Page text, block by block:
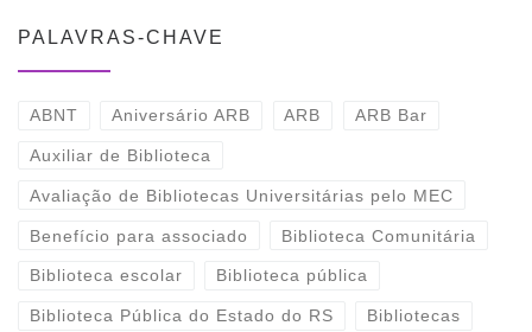
PALAVRAS-CHAVE
ABNT Aniversário ARB ARB ARB Bar
Auxiliar de Biblioteca
Avaliação de Bibliotecas Universitárias pelo MEC
Benefício para associado Biblioteca Comunitária
Biblioteca escolar Biblioteca pública
Biblioteca Pública do Estado do RS Bibliotecas